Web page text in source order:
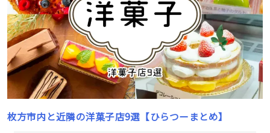
枚方市内と近隣の洋菓子店9選【ひらつーまとめ】